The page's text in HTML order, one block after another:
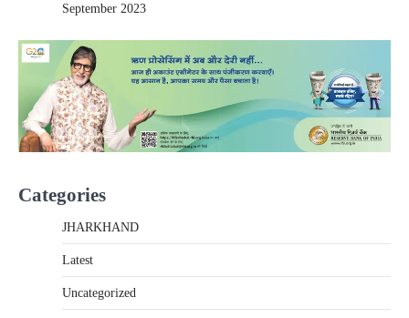
September 2023
Categories
JHARKHAND
Latest
Uncategorized